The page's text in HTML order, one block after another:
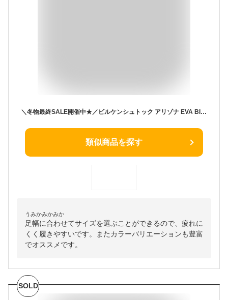
＼冬物最終SALE開催中★／ビルケンシュトック アリゾナ EVA BIRKENSTOCK サンダル メンズ レディース 黒 ARIZONA EVA 普通幅 細幅 コンフォートサンダル おしゃれ 履きやすい 軽い 軽量 オフィス 社内
類似商品を探す
うみかみかみか
足幅に合わせてサイズを選ぶことができるので、疲れに
くく履きやすいです。またカラーバリエーションも豊富
でオススメです。
SOLD